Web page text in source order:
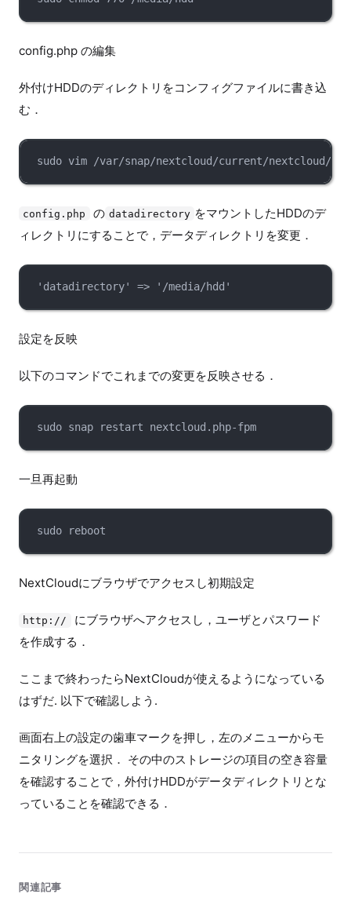
config.php の編集
外付けHDDのディレクトリをコンフィグファイルに書き込
む．
sudo vim /var/snap/nextcloud/current/nextcloud/
config.php の datadirectory をマウントしたHDDのデ
ィレクトリにすることで，データディレクトリを変更．
'datadirectory' => '/media/hdd'
設定を反映
以下のコマンドでこれまでの変更を反映させる．
sudo snap restart nextcloud.php-fpm
一旦再起動
sudo reboot
NextCloudにブラウザでアクセスし初期設定
http://
にブラウザへアクセスし，ユーザとパスワード
を作成する．
ここまで終わったらNextCloudが使えるようになっている
はずだ. 以下で確認しよう.
画面右上の設定の歯車マークを押し，左のメニューからモ
ニタリングを選択． その中のストレージの項目の空き容量
を確認することで，外付けHDDがデータディレクトリとな
っていることを確認できる．
関連記事